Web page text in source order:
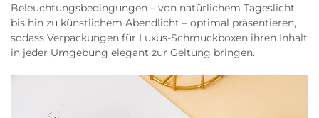
Beleuchtungsbedingungen – von natürlichem Tageslicht
bis hin zu künstlichem Abendlicht – optimal präsentieren,
sodass Verpackungen für Luxus-Schmuckboxen ihren Inhalt
in jeder Umgebung elegant zur Geltung bringen.